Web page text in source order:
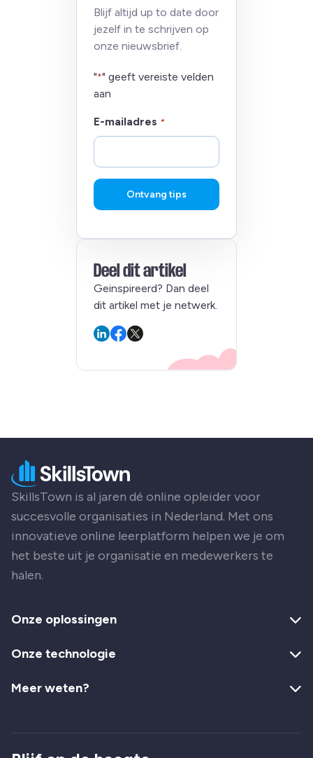
Blijf altijd up to date door
jezelf in te schrijven op
onze nieuwsbrief.
"*" geeft vereiste velden
aan
E-mailadres *
Ontvang tips
Deel dit artikel
Geinspireerd? Dan deel
dit artikel met je netwerk.
SkillsTown is al jaren dé online opleider voor
succesvolle organisaties in Nederland. Met ons
innovatieve online leerplatform helpen we je om
het beste uit je organisatie en medewerkers te
halen.
Onze oplossingen
Onze technologie
Meer weten?